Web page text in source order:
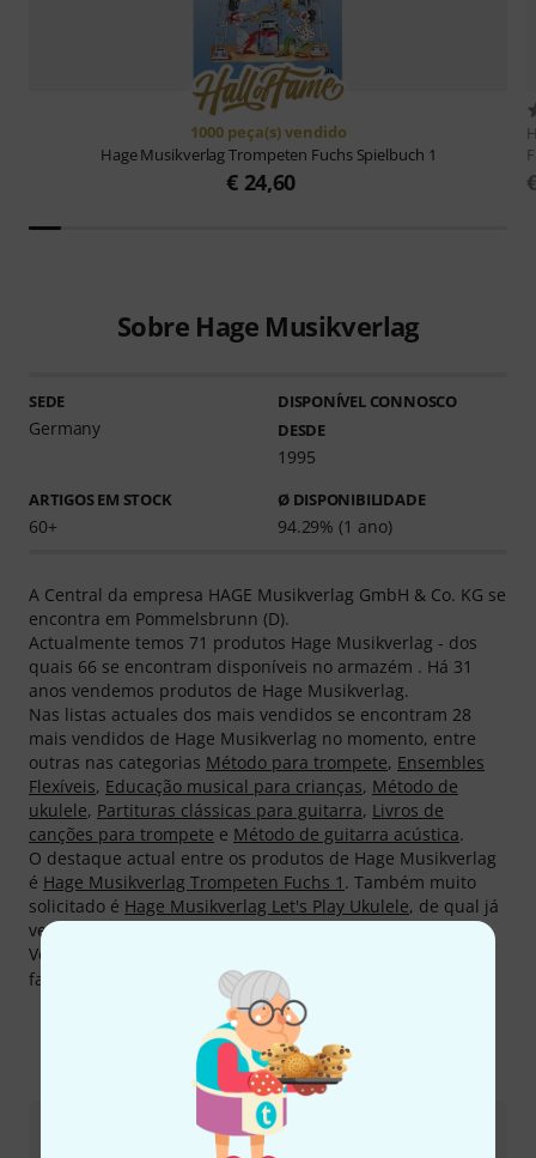
1000 peça(s) vendido
Hage MusikverlagTrompeten Fuchs Spielbuch 1
€ 24,60
Sobre Hage Musikverlag
SEDE
Germany
DISPONÍVEL CONNOSCO
DESDE
1995
ARTIGOS EM STOCK
60+
Ø DISPONIBILIDADE
94.29% (1 ano)
A Central da empresa HAGE Musikverlag GmbH & Co. KG se
encontra em Pommelsbrunn (D).
Actualmente temos 71 produtos Hage Musikverlag - dos
quais 66 se encontram disponíveis no armazém . Há 31
anos vendemos produtos de Hage Musikverlag.
Nas listas actuales dos mais vendidos se encontram 28
mais vendidos de Hage Musikverlag no momento, entre
outras nas categorias Método para trompete, Ensembles
Flexíveis, Educação musical para crianças, Método de
ukulele, Partituras clássicas para guitarra, Livros de
canções para trompete e Método de guitarra acústica.
O destaque actual entre os produtos de Hage Musikverlag
é Hage Musikverlag Trompeten Fuchs 1 . Também muito
solicitado é Hage Musikverlag Let's Play Ukulele, de qual já
vendemos mais de 10.000.
Você pode encontrar mais informações acerca do
fabricante em
http://www.hagemusikverlag.de
Eis como pode contactar-nos
Atendimento ao Cliente Portugal